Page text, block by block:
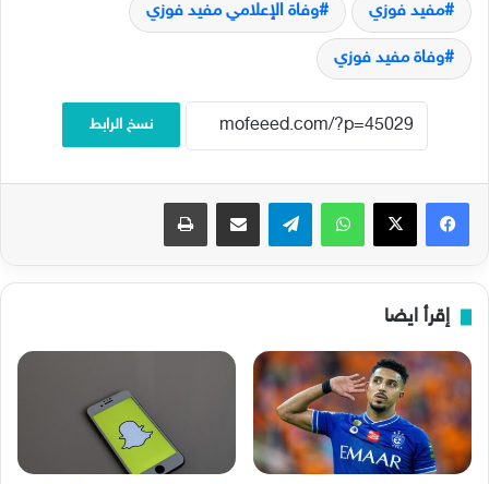
مفيد فوزي وفاة الإعلامي مفيد فوزي
وفاة مفيد فوزي
نسخ الرابط
فيسبوك‫X واتساب تيلقرام مشاركة عبر البريد طباعة
إقرأ ايضا